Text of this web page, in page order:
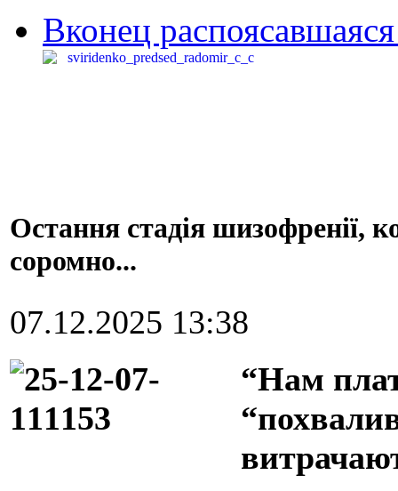
Вконец
Остання стадія шизофренії,
соромно...
07.12.2025 13:38
“Нам